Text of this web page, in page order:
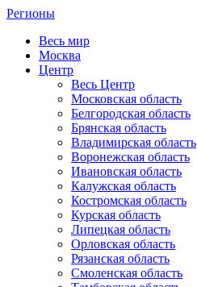
Регионы
Весь мир
Москва
Центр
Весь Центр
Московская область
Белгородская область
Брянская область
Владимирская область
Воронежская область
Ивановская область
Калужская область
Костромская область
Курская область
Липецкая область
Орловская область
Рязанская область
Смоленская область